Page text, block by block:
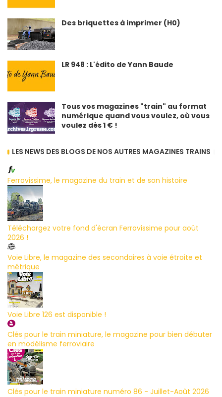
Des briquettes à imprimer (H0)
LR 948 : L'édito de Yann Baude
Tous vos magazines "train" au format
numérique quand vous voulez, où vous
voulez dès 1 € !
LES NEWS DES BLOGS DE NOS AUTRES MAGAZINES TRAINS
Ferrovissime, le magazine du train et de son histoire
Téléchargez votre fond d'écran Ferrovissime pour août
2026 !
Voie Libre, le magazine des secondaires à voie étroite et
métrique
Voie Libre 126 est disponible !
Clés pour le train miniature, le magazine pour bien débuter
en modélisme ferroviaire
Clés pour le train miniature numéro 86 - Juillet-Août 2026